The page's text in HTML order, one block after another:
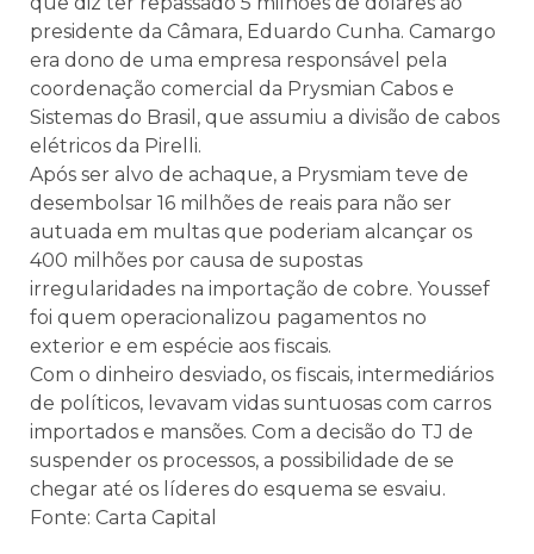
presidente da Câmara, Eduardo Cunha. Camargo
era dono de uma empresa responsável pela
coordenação comercial da Prysmian Cabos e
Sistemas do Brasil, que assumiu a divisão de cabos
elétricos da Pirelli.
Após ser alvo de achaque, a Prysmiam teve de
desembolsar 16 milhões de reais para não ser
autuada em multas que poderiam alcançar os
400 milhões por causa de supostas
irregularidades na importação de cobre. Youssef
foi quem operacionalizou pagamentos no
exterior e em espécie aos fiscais.
Com o dinheiro desviado, os fiscais, intermediários
de políticos, levavam vidas suntuosas com carros
importados e mansões. Com a decisão do TJ de
suspender os processos, a possibilidade de se
chegar até os líderes do esquema se esvaiu.
Fonte: Carta Capital